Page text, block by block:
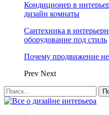
Кондиционер в
дизайн комнаты
Сантехника в
оборудование под стиль
Почему продвижение не
Prev Next